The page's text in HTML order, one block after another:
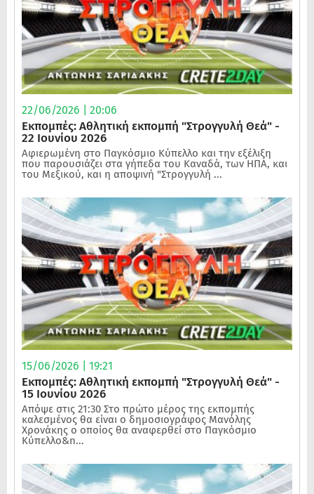
22/06/2026 | 20:06
Εκπομπές: Αθλητική εκπομπή "Στρογγυλή Θεά" -
22 Ιουνίου 2026
Αφιερωμένη στο Παγκόσμιο Κύπελλο και την εξέλιξη
που παρουσιάζει στα γήπεδα του Καναδά, των ΗΠΑ, και
του Μεξικού, και η αποψινή "Στρογγυλή ...
15/06/2026 | 19:21
Εκπομπές: Αθλητική εκπομπή "Στρογγυλή Θεά" -
15 Ιουνίου 2026
Απόψε στις 21:30 Στο πρώτο μέρος της εκπομπής
καλεσμένος θα είναι ο δημοσιογράφος Μανόλης
Χρονάκης ο οποίος θα αναφερθεί στο Παγκόσμιο
Κύπελλο&n...